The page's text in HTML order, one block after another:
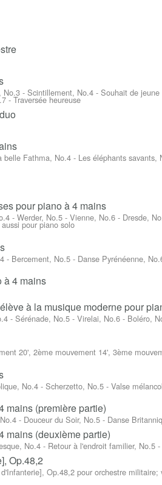
- Scintillement, No.4 - Souhait de
- Traversée heureuse
Fathma, No.4 - Les éléphants savants,
pour piano à 4 mains
- Werder, No.5 - Vienne, No.6 - Dresde,
pour piano solo
- Bercement, No.5 - Danse Pyrénéenne,
à 4 mains
à la musique moderne pour
- Sérénade, No.5 - Virelai, No.6 - Boléro,
20', 2ème mouvement 14', 3ème
No.4 - Scherzetto, No.5 - Valse
mains (première partie)
- Douceur du Soir, No.5 - Danse
mains (deuxième partie)
No.4 - Retour à l'endroit familier, No.5
Op.48,2
Op.48,2 pour orchestre militaire;